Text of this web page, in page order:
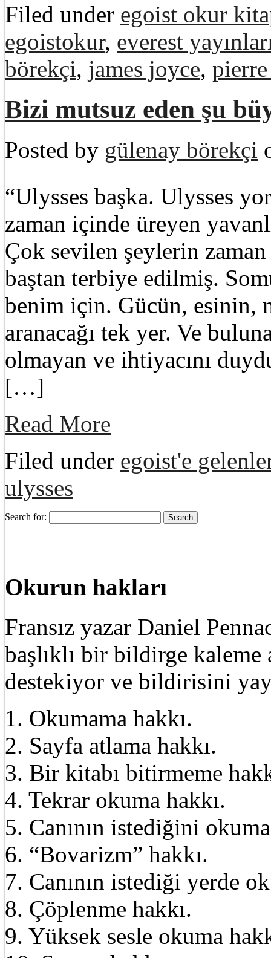
Filed under egoist okur
egoistokur, everest
börekçi, james joyce,
Bizi mutsuz eden şu
Posted by gülenay börekçi
“Ulysses başka. Ulysses
zaman içinde üreyen
Çok sevilen şeylerin
baştan terbiye edilmiş.
benim için. Gücün, esinin,
aranacağı tek yer. Ve
olmayan ve ihtiyacını
[…]
Read More
Filed under egoist'e
ulysses
Search for:
Okurun hakları
Fransız yazar Daniel
başlıklı bir bildirge kaleme
destekiyor ve bildirisini
1. Okumama hakkı.
2. Sayfa atlama hakkı.
3. Bir kitabı bitirmeme
4. Tekrar okuma hakkı.
5. Canının istediğini
6. “Bovarizm” hakkı.
7. Canının istediği yerde
8. Çöplenme hakkı.
9. Yüksek sesle okuma